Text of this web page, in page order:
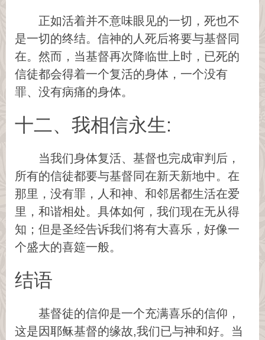
正如活着并不意味眼见的一切，死也不
是一切的终结。信神的人死后将要与基督同
在。然而，当基督再次降临世上时，已死的
信徒都会得着一个复活的身体，一个没有
罪、没有病痛的身体。
十二、我相信永生:
当我们身体复活、基督也完成审判后，
所有的信徒都要与基督同在新天新地中。在
那里，没有罪，人和神、和邻居都生活在爱
里，和谐相处。具体如何，我们现在无从得
知；但是圣经告诉我们将有大喜乐，好像一
个盛大的喜筵一般。
结语
基督徒的信仰是一个充满喜乐的信仰，
这是因耶稣基督的缘故,我们已与神和好。当